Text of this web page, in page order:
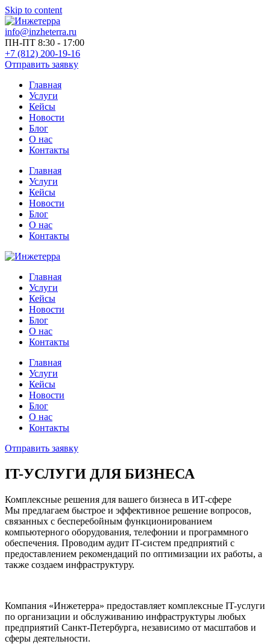
Skip to content
info@inzheterra.ru
ПН-ПТ 8:30 - 17:00
+7 (812) 200-19-16
Отправить заявку
Главная
Услуги
Кейсы
Новости
Блог
О нас
Контакты
Главная
Услуги
Кейсы
Новости
Блог
О нас
Контакты
Главная
Услуги
Кейсы
Новости
Блог
О нас
Контакты
Главная
Услуги
Кейсы
Новости
Блог
О нас
Контакты
Отправить заявку
IT-УСЛУГИ ДЛЯ БИЗНЕСА
Комплексные решения для вашего бизнеса в ИТ-сфере
Мы предлагаем быстрое и эффективное решение вопросов,
связанных с бесперебойным функционированием
компьютерного оборудования, телефонии и программного
обеспечения. Проводим аудит IT-систем предприятий с
предоставлением рекомендаций по оптимизации их работы, а
также создаем инфраструктуру.
Компания «Инжетерра» предоставляет комплексные IT-услуги
по организации и обслуживанию инфраструктуры любых
предприятий Санкт-Петербурга, независимо от масштабов и
сферы деятельности.